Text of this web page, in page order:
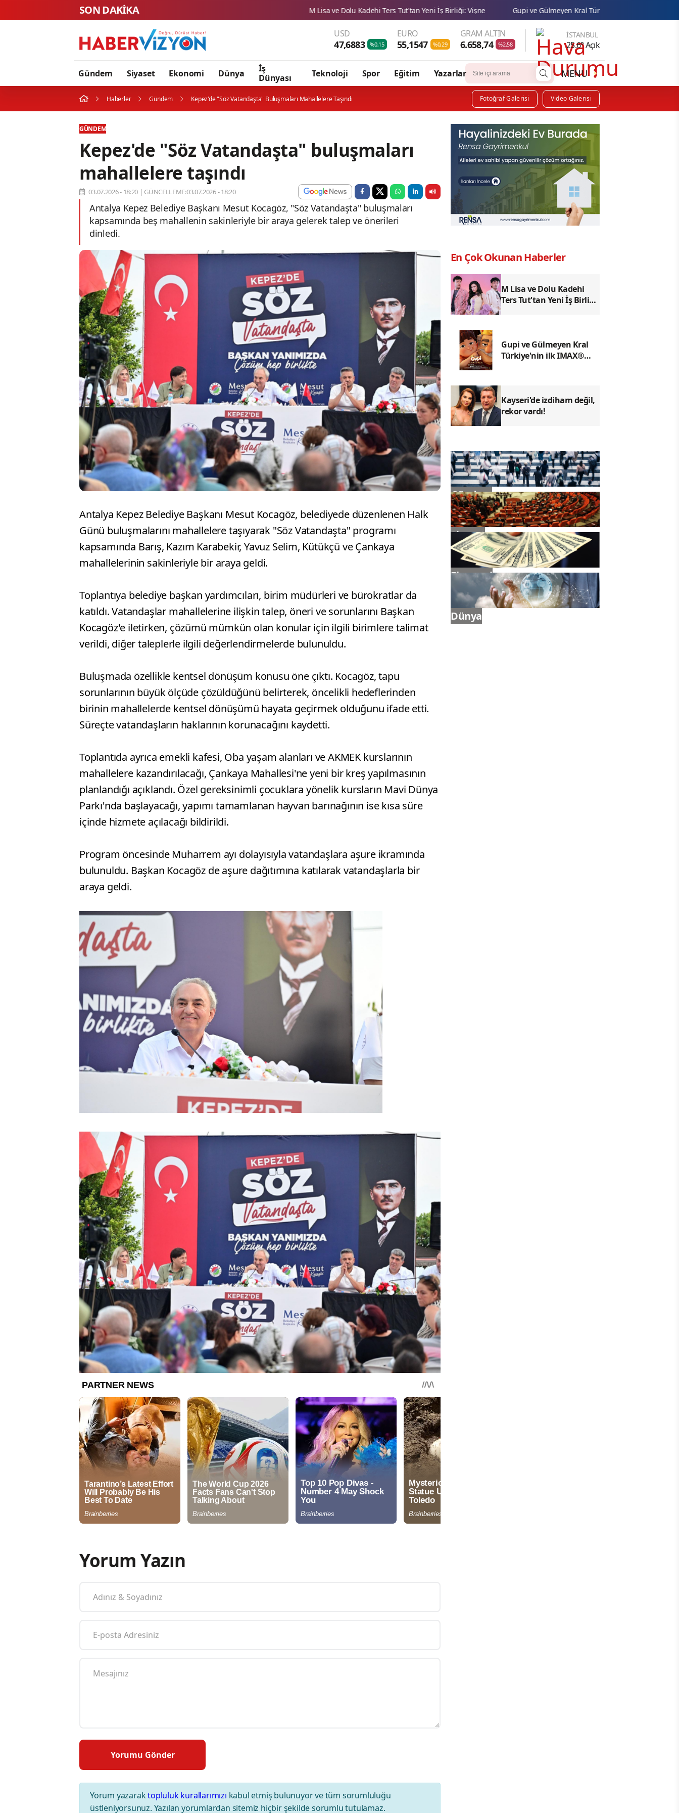
SON DAKİKA M Lisa ve Dolu Kadehi Ters Tut'tan Yeni İş Birliği: Vişne Gupi ve Gülmeyen Kral Türkiye'nin ilk IMAX® animasyon filmi oluyor
USD
47,6883 %0,15
EURO
55,1547 %0,29
GRAM ALTIN
6.658,74 %2,58
İSTANBUL
25.6° Açık
Gündem Siyaset Ekonomi Dünya
İş
Dünyası
Teknoloji Spor Eğitim Yazarlar MENU
Haberler Gündem Kepez'de "Söz Vatandaşta" Buluşmaları Mahallelere Taşındı Fotoğraf Galerisi Video Galerisi
GÜNDEM
Kepez'de "Söz Vatandaşta" buluşmaları
mahallelere taşındı
03.07.2026 - 18:20 | GÜNCELLEME:03.07.2026 - 18:20
Antalya Kepez Belediye Başkanı Mesut Kocagöz, "Söz Vatandaşta" buluşmaları
kapsamında beş mahallenin sakinleriyle bir araya gelerek talep ve önerileri
dinledi.
Antalya Kepez Belediye Başkanı Mesut Kocagöz, belediyede düzenlenen Halk
Günü buluşmalarını mahallelere taşıyarak "Söz Vatandaşta" programı
kapsamında Barış, Kazım Karabekir, Yavuz Selim, Kütükçü ve Çankaya
mahallelerinin sakinleriyle bir araya geldi.
Toplantıya belediye başkan yardımcıları, birim müdürleri ve bürokratlar da
katıldı. Vatandaşlar mahallelerine ilişkin talep, öneri ve sorunlarını Başkan
Kocagöz'e iletirken, çözümü mümkün olan konular için ilgili birimlere talimat
verildi, diğer taleplerle ilgili değerlendirmelerde bulunuldu.
Buluşmada özellikle kentsel dönüşüm konusu öne çıktı. Kocagöz, tapu
sorunlarının büyük ölçüde çözüldüğünü belirterek, öncelikli hedeflerinden
birinin mahallelerde kentsel dönüşümü hayata geçirmek olduğunu ifade etti.
Süreçte vatandaşların haklarının korunacağını kaydetti.
Toplantıda ayrıca emekli kafesi, Oba yaşam alanları ve AKMEK kurslarının
mahallelere kazandırılacağı, Çankaya Mahallesi'ne yeni bir kreş yapılmasının
planlandığı açıklandı. Özel gereksinimli çocuklara yönelik kursların Mavi Dünya
Parkı'nda başlayacağı, yapımı tamamlanan hayvan barınağının ise kısa süre
içinde hizmete açılacağı bildirildi.
Program öncesinde Muharrem ayı dolayısıyla vatandaşlara aşure ikramında
bulunuldu. Başkan Kocagöz de aşure dağıtımına katılarak vatandaşlarla bir
araya geldi.
Yorum Yazın
Yorum yazaraktopluluk kurallarımızı kabul etmiş bulunuyor ve tüm sorumluluğu
üstleniyorsunuz. Yazılan yorumlardan sitemiz hiçbir şekilde sorumlu tutulamaz.
En Çok Okunan Haberler
M Lisa ve Dolu Kadehi
Ters Tut'tan Yeni İş Birliği:
Gupi ve Gülmeyen Kral
Türkiye'nin ilk IMAX®
Kayseri'de izdiham değil,
rekor vardı!
Gündem
Siyaset
Ekonomi
Dünya